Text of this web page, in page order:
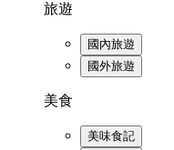
旅遊
國內旅遊
國外旅遊
美食
美味食記